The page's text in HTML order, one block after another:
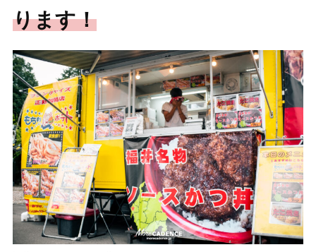
ります！